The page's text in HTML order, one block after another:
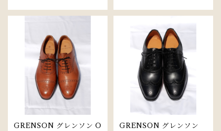
GRENSON グレンソン O
GRENSON グレンソン